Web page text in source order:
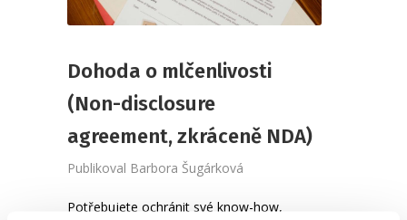
Dohoda o mlčenlivosti
(Non-disclosure
agreement, zkráceně NDA)
Publikoval Barbora Šugárková
Potřebujete ochránit své know-how,